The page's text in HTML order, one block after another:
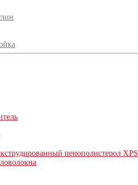
пенополистерол XPS